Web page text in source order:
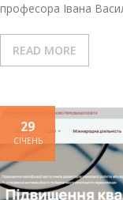
професора Івана
READ MORE
29
СІЧЕНЬ